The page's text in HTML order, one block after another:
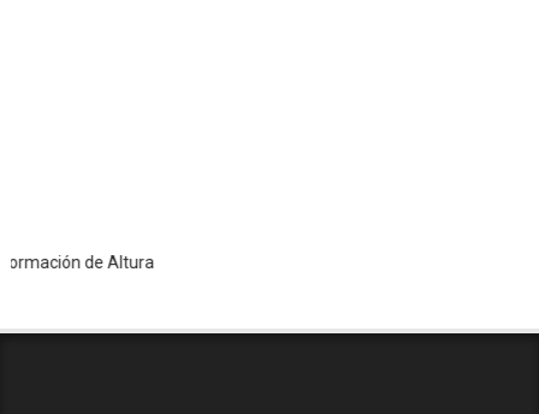
de Altura